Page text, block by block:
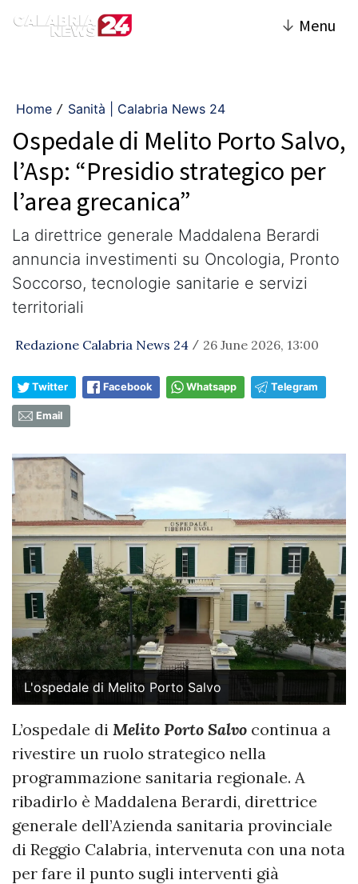
↓ Menu
Home / Sanità | Calabria News 24
Ospedale di Melito Porto Salvo,
l’Asp: “Presidio strategico per
l’area grecanica”
La direttrice generale Maddalena Berardi
annuncia investimenti su Oncologia, Pronto
Soccorso, tecnologie sanitarie e servizi
territoriali
Redazione Calabria News 24 / 26 June 2026, 13:00
Twitter Facebook Whatsapp Telegram
Email
L'ospedale di Melito Porto Salvo
L’ospedale di Melito Porto Salvo continua a
rivestire un ruolo strategico nella
programmazione sanitaria regionale. A
ribadirlo è Maddalena Berardi, direttrice
generale dell’Azienda sanitaria provinciale
di Reggio Calabria, intervenuta con una nota
per fare il punto sugli interventi già